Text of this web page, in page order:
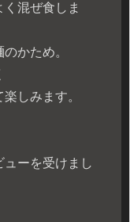
混ぜ食しま
かため。
しみます。
ーを受けまし